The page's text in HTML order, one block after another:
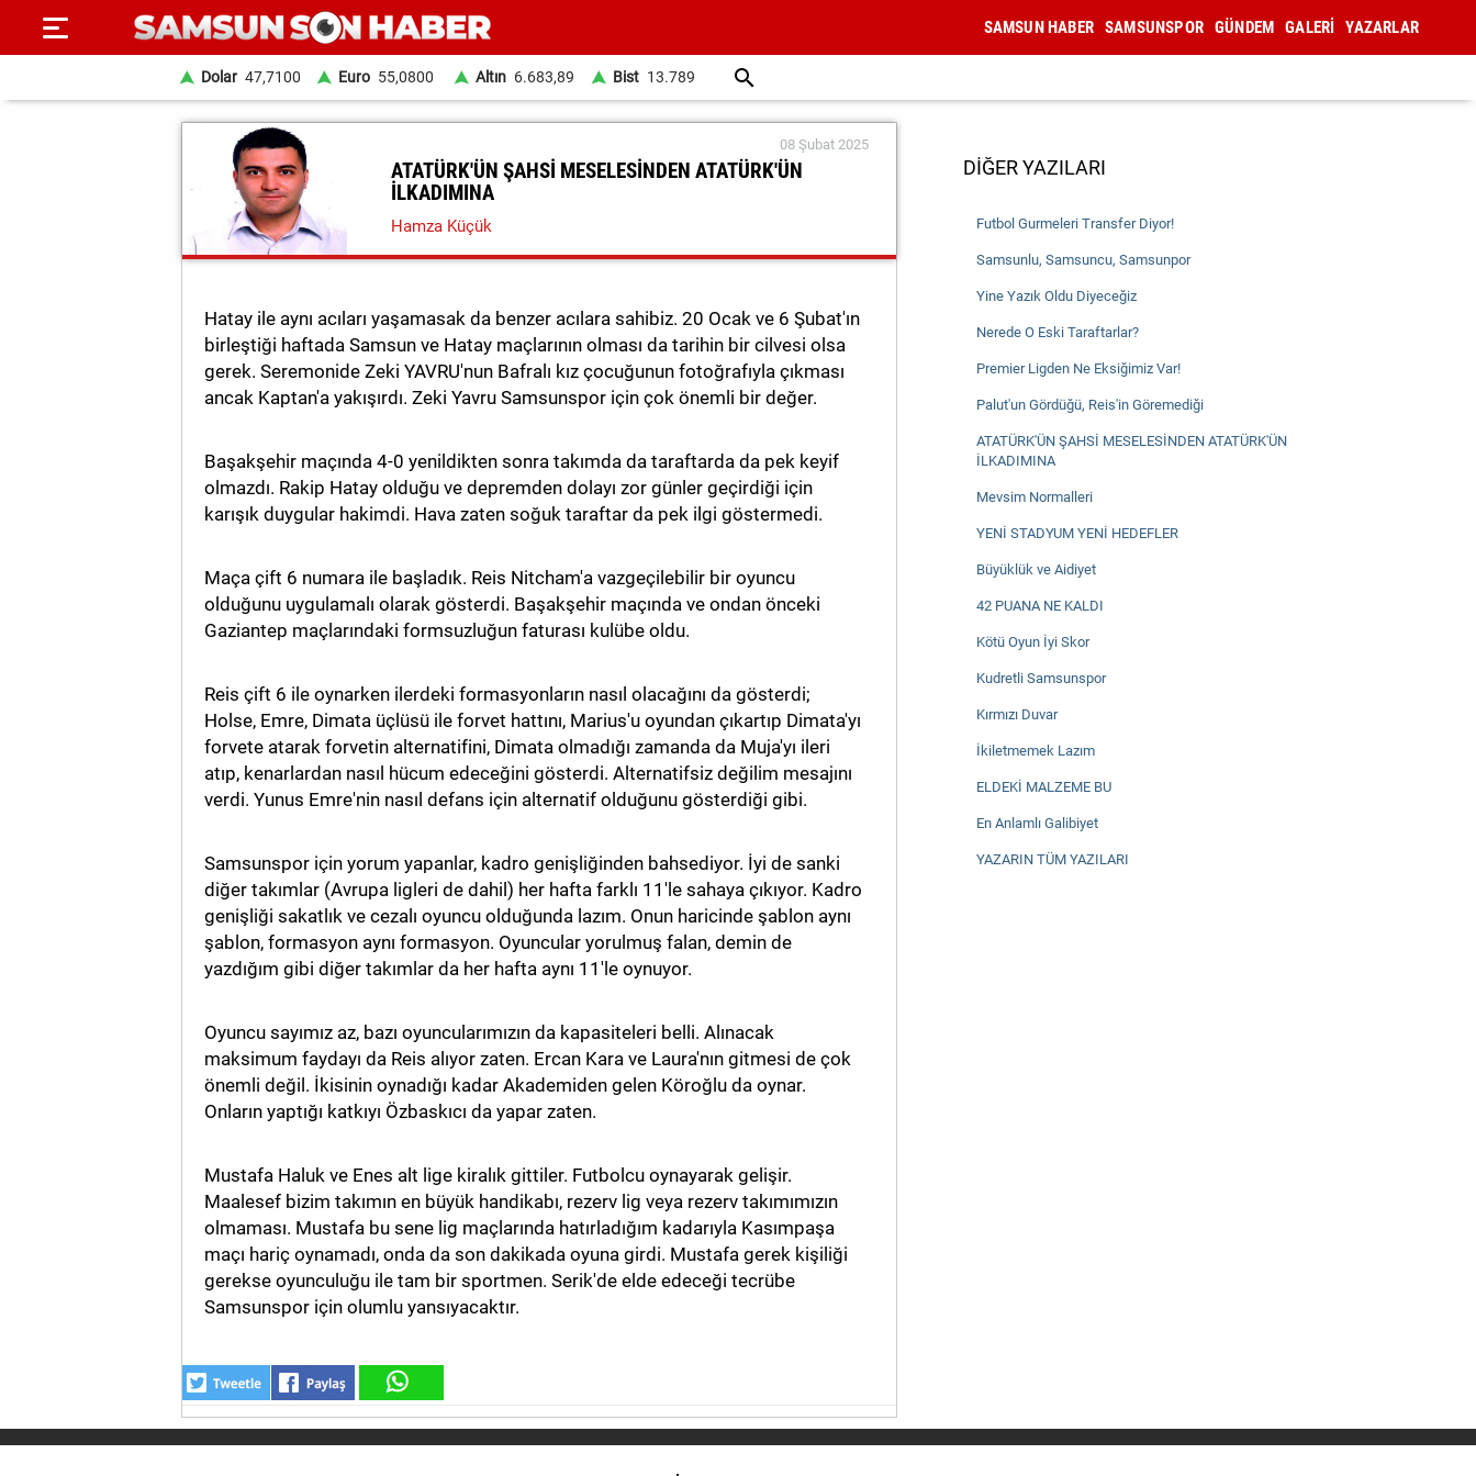
SAMSUN HABER SAMSUNSPOR GÜNDEM GALERİ YAZARLAR
Dolar 47,7100 Euro 55,0800 Altın 6.683,89 Bist 13.789
08 Şubat 2025
ATATÜRK'ÜN ŞAHSİ MESELESİNDEN ATATÜRK'ÜN
İLKADIMINA
Hamza Küçük
Hatay ile aynı acıları yaşamasak da benzer acılara sahibiz. 20 Ocak ve 6 Şubat'ın
birleştiği haftada Samsun ve Hatay maçlarının olması da tarihin bir cilvesi olsa
gerek. Seremonide Zeki YAVRU'nun Bafralı kız çocuğunun fotoğrafıyla çıkması
ancak Kaptan'a yakışırdı. Zeki Yavru Samsunspor için çok önemli bir değer.
Başakşehir maçında 4-0 yenildikten sonra takımda da taraftarda da pek keyif
olmazdı. Rakip Hatay olduğu ve depremden dolayı zor günler geçirdiği için
karışık duygular hakimdi. Hava zaten soğuk taraftar da pek ilgi göstermedi.
Maça çift 6 numara ile başladık. Reis Nitcham'a vazgeçilebilir bir oyuncu
olduğunu uygulamalı olarak gösterdi. Başakşehir maçında ve ondan önceki
Gaziantep maçlarındaki formsuzluğun faturası kulübe oldu.
Reis çift 6 ile oynarken ilerdeki formasyonların nasıl olacağını da gösterdi;
Holse, Emre, Dimata üçlüsü ile forvet hattını, Marius'u oyundan çıkartıp Dimata'yı
forvete atarak forvetin alternatifini, Dimata olmadığı zamanda da Muja'yı ileri
atıp, kenarlardan nasıl hücum edeceğini gösterdi. Alternatifsiz değilim mesajını
verdi. Yunus Emre'nin nasıl defans için alternatif olduğunu gösterdiği gibi.
Samsunspor için yorum yapanlar, kadro genişliğinden bahsediyor. İyi de sanki
diğer takımlar (Avrupa ligleri de dahil) her hafta farklı 11'le sahaya çıkıyor. Kadro
genişliği sakatlık ve cezalı oyuncu olduğunda lazım. Onun haricinde şablon aynı
şablon, formasyon aynı formasyon. Oyuncular yorulmuş falan, demin de
yazdığım gibi diğer takımlar da her hafta aynı 11'le oynuyor.
Oyuncu sayımız az, bazı oyuncularımızın da kapasiteleri belli. Alınacak
maksimum faydayı da Reis alıyor zaten. Ercan Kara ve Laura'nın gitmesi de çok
önemli değil. İkisinin oynadığı kadar Akademiden gelen Köroğlu da oynar.
Onların yaptığı katkıyı Özbaskıcı da yapar zaten.
Mustafa Haluk ve Enes alt lige kiralık gittiler. Futbolcu oynayarak gelişir.
Maalesef bizim takımın en büyük handikabı, rezerv lig veya rezerv takımımızın
olmaması. Mustafa bu sene lig maçlarında hatırladığım kadarıyla Kasımpaşa
maçı hariç oynamadı, onda da son dakikada oyuna girdi. Mustafa gerek kişiliği
gerekse oyunculuğu ile tam bir sportmen. Serik'de elde edeceği tecrübe
Samsunspor için olumlu yansıyacaktır.
DİĞER YAZILARI
Futbol Gurmeleri Transfer Diyor!
Samsunlu, Samsuncu, Samsunpor
Yine Yazık Oldu Diyeceğiz
Nerede O Eski Taraftarlar?
Premier Ligden Ne Eksiğimiz Var!
Palut'un Gördüğü, Reis'in Göremediği
ATATÜRK'ÜN ŞAHSİ MESELESİNDEN ATATÜRK'ÜN
İLKADIMINA
Mevsim Normalleri
YENİ STADYUM YENİ HEDEFLER
Büyüklük ve Aidiyet
42 PUANA NE KALDI
Kötü Oyun İyi Skor
Kudretli Samsunspor
Kırmızı Duvar
İkiletmemek Lazım
ELDEKİ MALZEME BU
En Anlamlı Galibiyet
YAZARIN TÜM YAZILARI